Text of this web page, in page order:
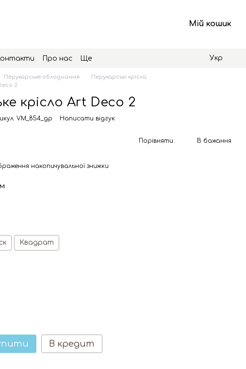
Мій кошик
Про нас Ще Укр
Перукарське обладнання
Перукарські крісла
2
крісло Art Deco 2
VM_854_gp Написати відгук
Порівняти В бажання
накопичувальної знижки
Квадрат
В кредит